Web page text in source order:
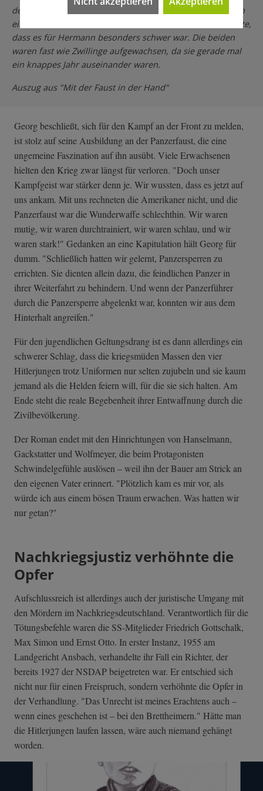
den Namen unseres älteren Bruders aussprach, spürte ich
einen Stich in der Brust. Er fehlte uns allen, aber ich wusste,
dass es für Hermann besonders schwer war. Die beiden
waren fast wie Zwillinge aufgewachsen, da sie gerade mal
ein knappes Jahr auseinander waren.
Auszug aus "Mit der Faust in der Hand"
Georg beschließt, sich für den Kampf an der Front zu melden,
ist stolz auf seine Ausbildung an der Panzerfaust, die eine
ungemeine Faszination auf ihn ausübt. Viele Erwachsenen
hielten den Krieg zwar längst für verloren. "Doch unser
Kampfgeist war stärker denn je. Wir wussten, dass es jetzt auf
uns ankam. Mit uns rechneten die Amerikaner nicht, und die
Panzerfaust war die Wunderwaffe schlechthin. Wir waren
mutig, wir waren durchtrainiert, wir waren schlau, und wir
waren stark!" Gedanken an eine Kapitulation hält Georg für
dumm. "Schließlich hatten wir gelernt, Panzersperren zu
errichten. Sie dienten allein dazu, die feindlichen Panzer in
ihrer Weiterfahrt zu behindern. Und wenn der Panzerführer
durch die Panzersperre abgelenkt war, konnten wir aus dem
Hinterhalt angreifen."
Für den jugendlichen Geltungsdrang ist es dann allerdings ein
schwerer Schlag, dass die kriegsmüden Massen den vier
Hitlerjungen trotz Uniformen nur selten zujubeln und sie kaum
jemand als die Helden feiern will, für die sie sich halten. Am
Ende steht die reale Begebenheit ihrer Entwaffnung durch die
Zivilbevölkerung.
Der Roman endet mit den Hinrichtungen von Hanselmann,
Gackstatter und Wolfmeyer, die beim Protagonisten
Schwindelgefühle auslösen – weil ihn der Bauer am Strick an
den eigenen Vater erinnert. "Plötzlich kam es mir vor, als
würde ich aus einem bösen Traum erwachen. Was hatten wir
nur getan?"
Nachkriegsjustiz verhöhnte die
Opfer
Aufschlussreich ist allerdings auch der juristische Umgang mit
den Mördern im Nachkriegsdeutschland. Verantwortlich für die
Tötungsbefehle waren die SS-Mitglieder Friedrich Gottschalk,
Max Simon und Ernst Otto. In erster Instanz, 1955 am
Landgericht Ansbach, verhandelte ihr Fall ein Richter, der
bereits 1927 der NSDAP beigetreten war. Er entschied sich
nicht nur für einen Freispruch, sondern verhöhnte die Opfer in
der Verhandlung. "Das Unrecht ist meines Erachtens auch –
wenn eines geschehen ist – bei den Brettheimern." Hätte man
die Hitlerjungen laufen lassen, wäre auch niemand gehängt
worden.